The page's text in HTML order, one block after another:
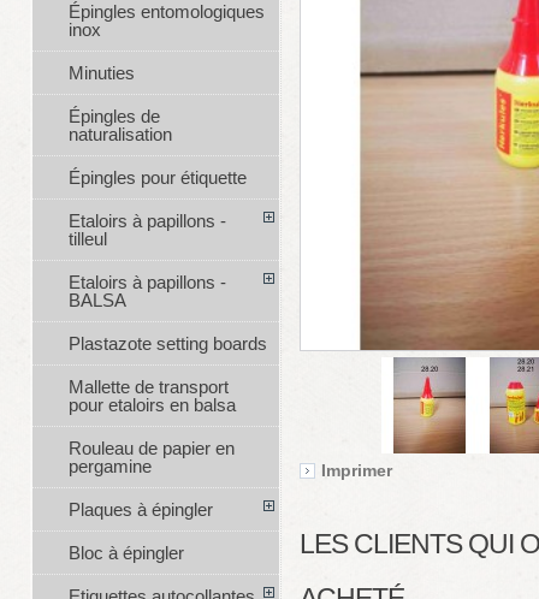
Imprimer
LES CLIENTS QUI
Épingles entomologiques
inox
Minuties
Épingles de
naturalisation
Épingles pour étiquette
Etaloirs à papillons -
tilleul
Etaloirs à papillons -
BALSA
Plastazote setting boards
Mallette de transport
pour etaloirs en balsa
Rouleau de papier en
pergamine
Plaques à épingler
Bloc à épingler